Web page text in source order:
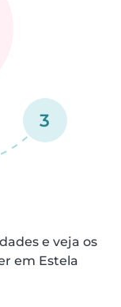
3
e veja os
em Estela